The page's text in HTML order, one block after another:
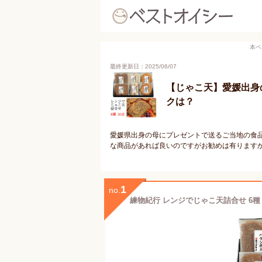
本
最終更新日：2025/06/07
【じゃこ天】愛媛出
クは？
愛媛県出身の母にプレゼントで送るご当地の
な商品があれば良いのですがお勧めは有ります
no. 1